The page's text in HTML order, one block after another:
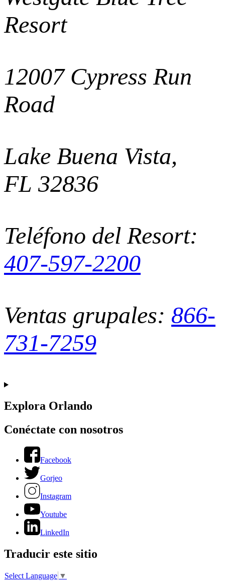
Resort
12007 Cypress Run
Road
Lake Buena Vista,
FL 32836
Teléfono del Resort:
407-597-2200
Ventas grupales: 866-
731-7259
Explora Orlando
Conéctate con nosotros
Facebook
Gorjeo
Instagram
Youtube
LinkedIn
Traducir este sitio
Select Language ▼